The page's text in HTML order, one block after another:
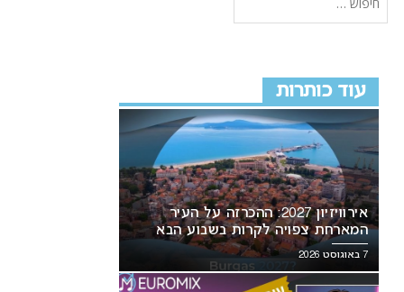
עוד כותרות
אירוויזיון 2027: ההכרזה על העיר
המארחת צפויה לקרות בשבוע הבא
7 באוגוסט 2026